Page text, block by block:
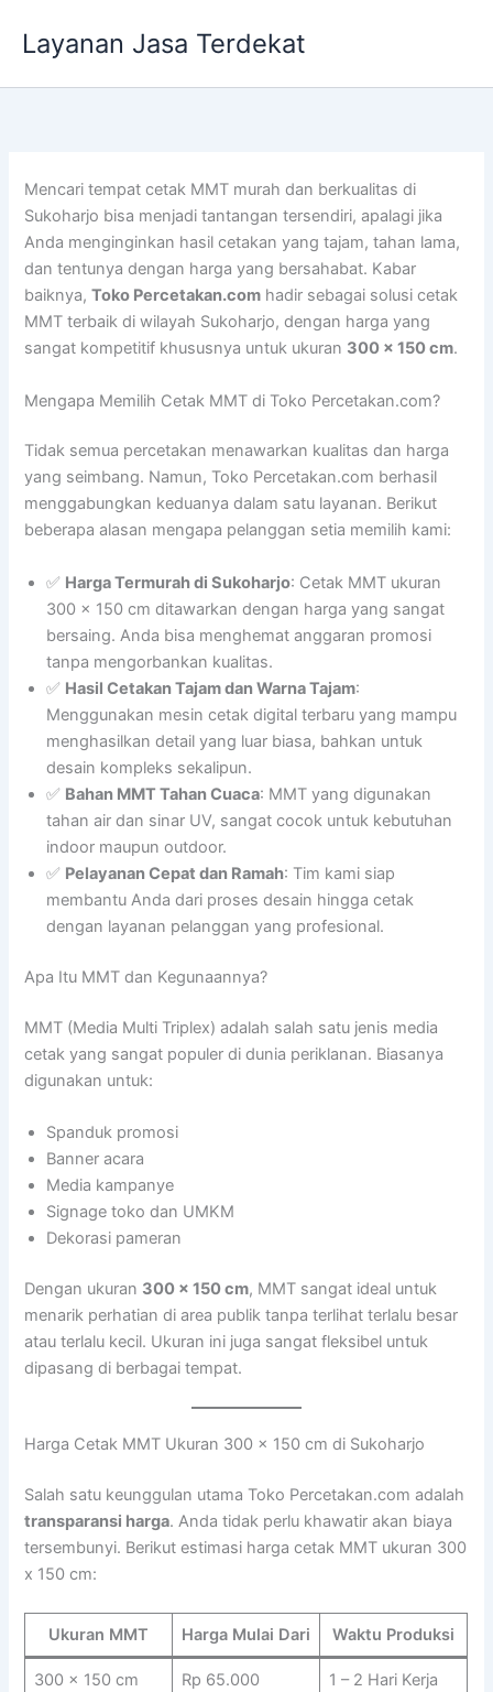
Layanan Jasa Terdekat
Mencari tempat cetak MMT murah dan berkualitas di
Sukoharjo bisa menjadi tantangan tersendiri, apalagi jika
Anda menginginkan hasil cetakan yang tajam, tahan lama,
dan tentunya dengan harga yang bersahabat. Kabar
baiknya,Toko Percetakan.com hadir sebagai solusi cetak
MMT terbaik di wilayah Sukoharjo, dengan harga yang
sangat kompetitif khususnya untuk ukuran 300 x 150 cm.
Mengapa Memilih Cetak MMT di Toko Percetakan.com?
Tidak semua percetakan menawarkan kualitas dan harga
yang seimbang. Namun, Toko Percetakan.com berhasil
menggabungkan keduanya dalam satu layanan. Berikut
beberapa alasan mengapa pelanggan setia memilih kami:
✅ Harga Termurah di Sukoharjo: Cetak MMT ukuran
300 x 150 cm ditawarkan dengan harga yang sangat
bersaing. Anda bisa menghemat anggaran promosi
tanpa mengorbankan kualitas.
✅ Hasil Cetakan Tajam dan Warna Tajam:
Menggunakan mesin cetak digital terbaru yang mampu
menghasilkan detail yang luar biasa, bahkan untuk
desain kompleks sekalipun.
✅ Bahan MMT Tahan Cuaca: MMT yang digunakan
tahan air dan sinar UV, sangat cocok untuk kebutuhan
indoor maupun outdoor.
✅ Pelayanan Cepat dan Ramah: Tim kami siap
membantu Anda dari proses desain hingga cetak
dengan layanan pelanggan yang profesional.
Apa Itu MMT dan Kegunaannya?
MMT (Media Multi Triplex) adalah salah satu jenis media
cetak yang sangat populer di dunia periklanan. Biasanya
digunakan untuk:
Spanduk promosi
Banner acara
Media kampanye
Signage toko dan UMKM
Dekorasi pameran
Dengan ukuran 300 x 150 cm, MMT sangat ideal untuk
menarik perhatian di area publik tanpa terlihat terlalu besar
atau terlalu kecil. Ukuran ini juga sangat fleksibel untuk
dipasang di berbagai tempat.
Harga Cetak MMT Ukuran 300 x 150 cm di Sukoharjo
Salah satu keunggulan utama Toko Percetakan.com adalah
transparansi harga. Anda tidak perlu khawatir akan biaya
tersembunyi. Berikut estimasi harga cetak MMT ukuran 300
x 150 cm:
Ukuran MMT Harga Mulai Dari Waktu Produksi
300 x 150 cm Rp 65.000 1 – 2 Hari Kerja